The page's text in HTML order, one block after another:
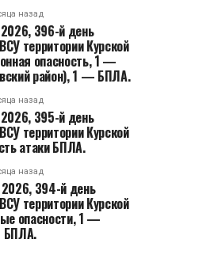
назад
396-й день
территории Курской
опасность, 1 —
район), 1 — БПЛА.
назад
395-й день
территории Курской
атаки БПЛА.
назад
394-й день
территории Курской
опасности, 1 —
БПЛА.